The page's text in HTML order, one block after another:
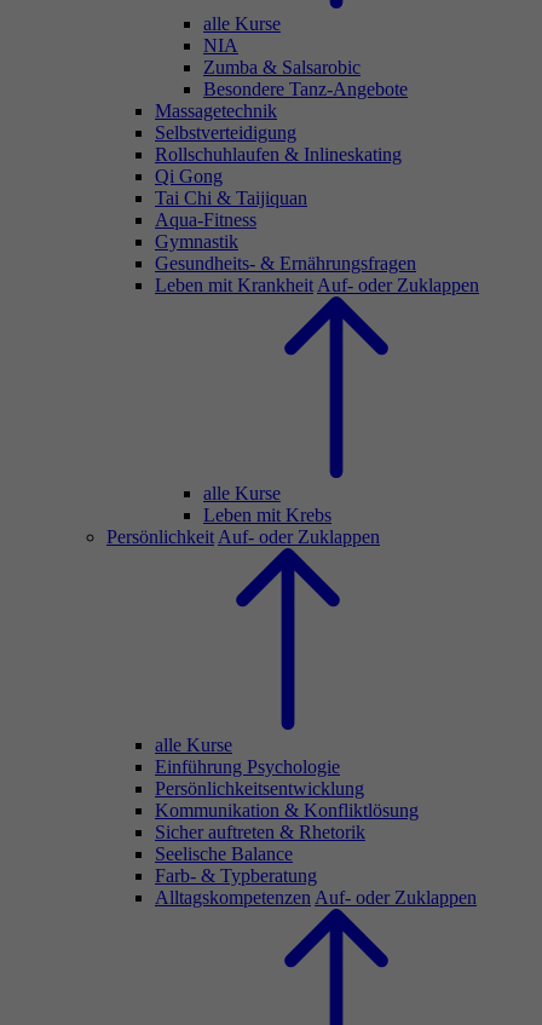
alle Kurse
NIA
Zumba & Salsarobic
Besondere Tanz-Angebote
Massagetechnik
Selbstverteidigung
Rollschuhlaufen & Inlineskating
Qi Gong
Tai Chi & Taijiquan
Aqua-Fitness
Gymnastik
Gesundheits- & Ernährungsfragen
Leben mit Krankheit Auf- oder Zuklappen
alle Kurse
Leben mit Krebs
Persönlichkeit Auf- oder Zuklappen
alle Kurse
Einführung Psychologie
Persönlichkeitsentwicklung
Kommunikation & Konfliktlösung
Sicher auftreten & Rhetorik
Seelische Balance
Farb- & Typberatung
Alltagskompetenzen Auf- oder Zuklappen